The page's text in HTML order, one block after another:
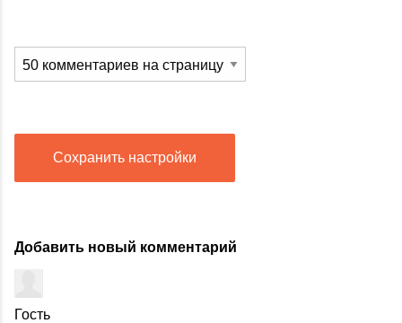
Сохранить настройки
Добавить новый комментарий
Гость